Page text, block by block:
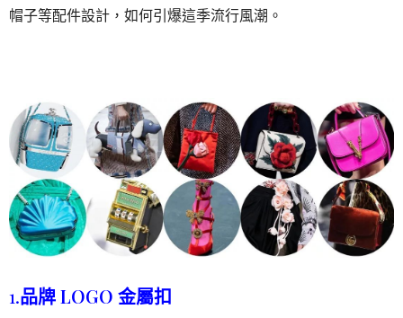
帽子等配件設計，如何引爆這季流行風潮。
1.品牌 LOGO 金屬扣